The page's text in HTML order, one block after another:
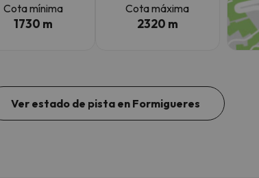
Cota mínima
1730 m
Cota máxima
2320 m
Ver estado de pista en Formigueres